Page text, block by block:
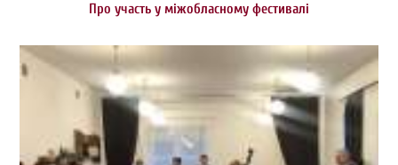
Про участь у міжобласному фестивалі